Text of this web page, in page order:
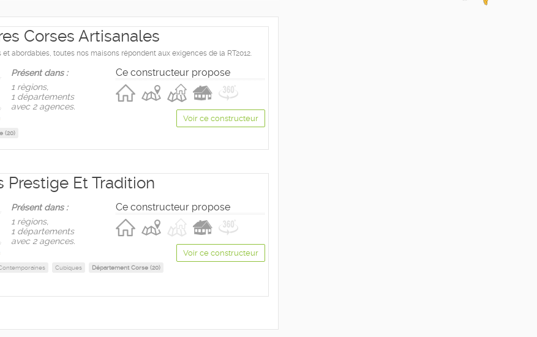
Corses Artisanales
et abordables, toutes nos maisons répondent aux exigences de la RT2012.
Présent dans :
1 règions,
1 départements
avec 2 agences.
Ce constructeur propose
Voir ce constructeur
(20)
Prestige Et Tradition
Présent dans :
1 règions,
1 départements
avec 2 agences.
Ce constructeur propose
Voir ce constructeur
Cubiques Département Corse (20)